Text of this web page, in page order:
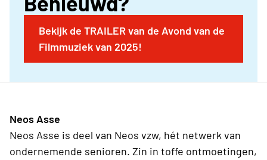
Bekijk de TRAILER van de Avond van de
Filmmuziek van 2025!
Neos Asse
Neos Asse is deel van Neos vzw, hét netwerk van
ondernemende senioren. Zin in toffe ontmoetingen,